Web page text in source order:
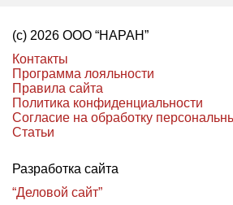
(с) 2026 ООО “НАРАН”
Контакты
Программа лояльности
Правила сайта
Политика конфиденциальности
Согласие на обработку
Статьи
Разработка сайта
“Деловой сайт”